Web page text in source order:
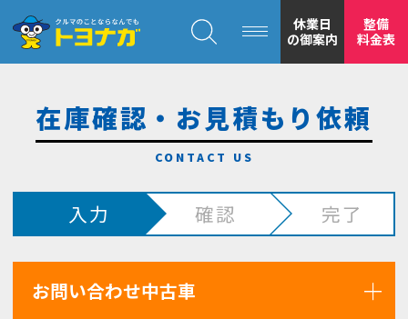
トヨナガの
安心の
休業日
の御案内
整備
料金表
在庫確認・お見積もり依頼
入力 確認 完了
お問い合わせ中古車